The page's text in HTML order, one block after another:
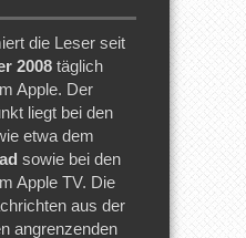
die Leser seit
2008 täglich
Apple. Der
liegt bei den
etwa dem
sowie bei den
Apple TV. Die
aus der
angrenzenden